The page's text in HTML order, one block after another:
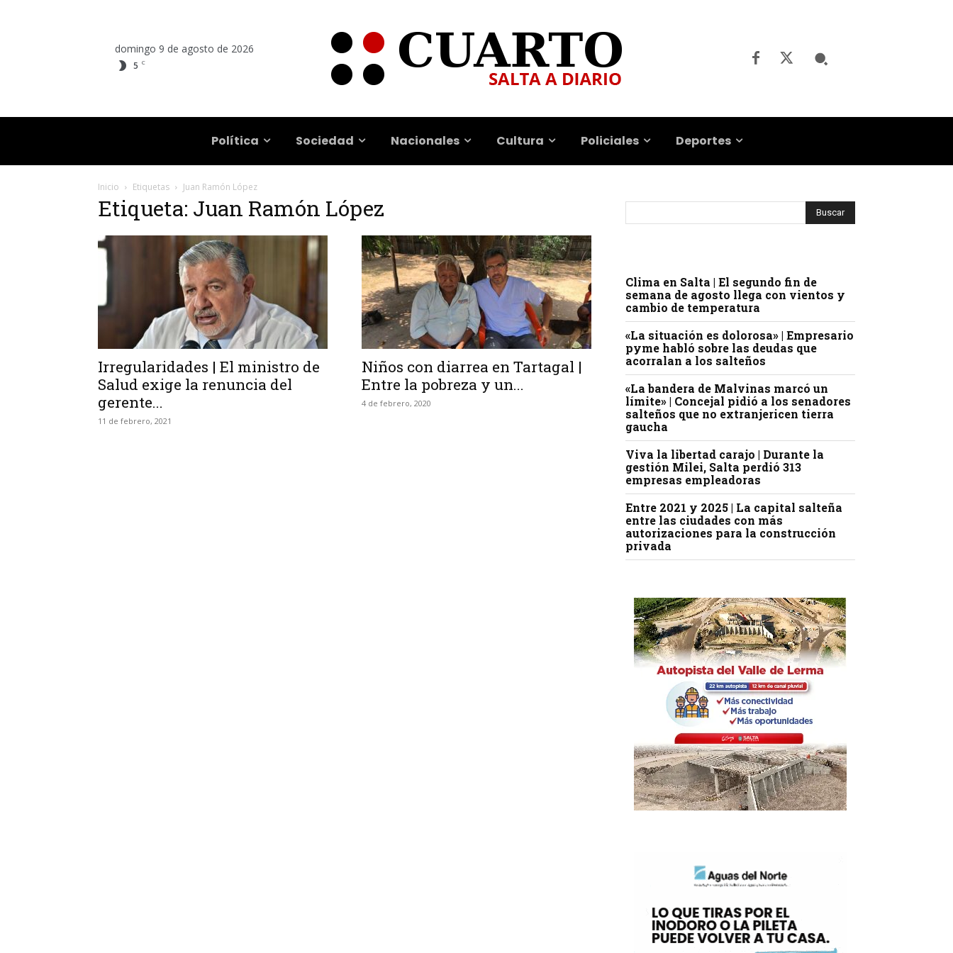
domingo 9 de agosto de 2026
5 C
Política Sociedad Nacionales Cultura Policiales Deportes
Inicio Etiquetas Juan Ramón López
Etiqueta: Juan Ramón López
Irregularidades | El ministro de
Salud exige la renuncia del
gerente...
11 de febrero, 2021
Niños con diarrea en Tartagal |
Entre la pobreza y un...
4 de febrero, 2020
Clima en Salta | El segundo fin de
semana de agosto llega con vientos y
cambio de temperatura
«La situación es dolorosa» | Empresario
pyme habló sobre las deudas que
acorralan a los salteños
«La bandera de Malvinas marcó un
límite» | Concejal pidió a los senadores
salteños que no extranjericen tierra
gaucha
Viva la libertad carajo | Durante la
gestión Milei, Salta perdió 313
empresas empleadoras
Entre 2021 y 2025 | La capital salteña
entre las ciudades con más
autorizaciones para la construcción
privada